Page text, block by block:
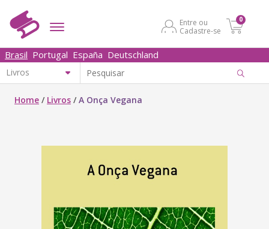
Entre ou
Cadastre-se
0
Brasil Portugal España Deutschland
Home / Livros /A Onça Vegana